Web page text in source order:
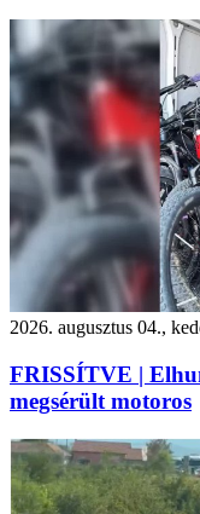
2026. augusztus 04.,
FRISSÍTVE |
megsérült motoros